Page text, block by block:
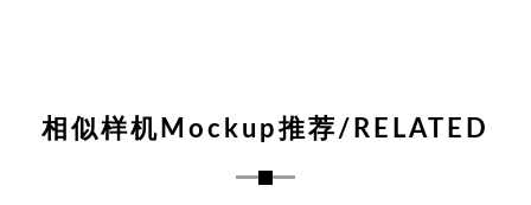
相似样机Mockup推荐/RELATED